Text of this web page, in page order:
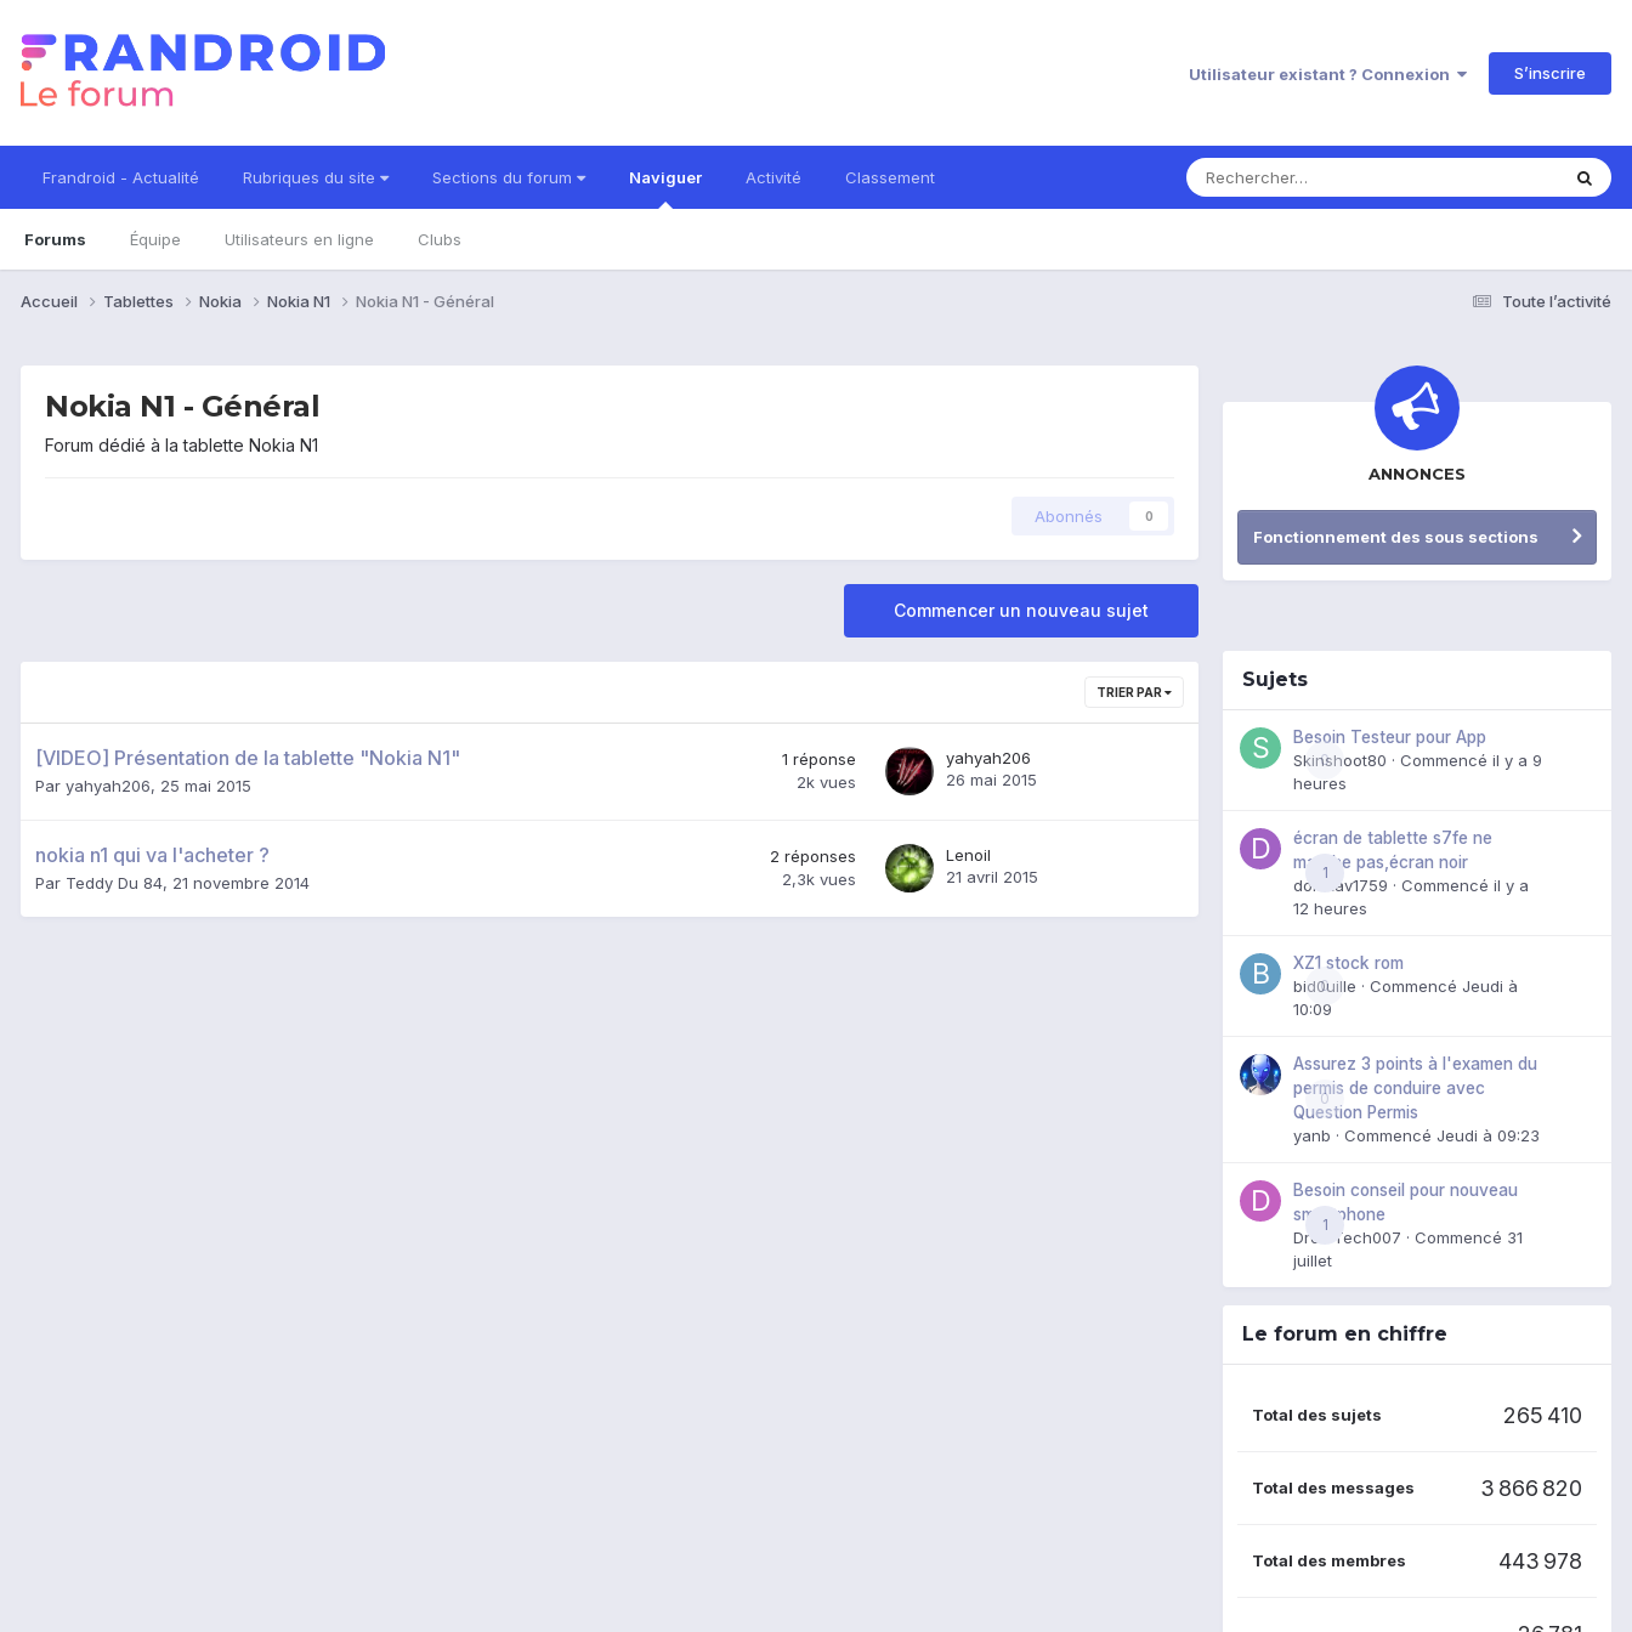
Utilisateur existant ? Connexion S’inscrire
Frandroid - Actualité Rubriques du site Sections du forum Naviguer
Forums Équipe Utilisateurs en ligne Clubs
Activité Classement
Toute l’activité
Accueil Tablettes Nokia Nokia N1 Nokia N1 - Général
Nokia N1 - Général
Forum dédié à la tablette Nokia N1
Abonnés 0
Commencer un nouveau sujet
TRIER PAR
[VIDEO] Présentation de la tablette "Nokia N1"
Par yahyah206, 25 mai 2015
1 réponse
2k vues
yahyah206
26 mai 2015
nokia n1 qui va l'acheter ?
Par Teddy Du 84, 21 novembre 2014
2 réponses
2,3k vues
Lenoil
21 avril 2015
ANNONCES
Fonctionnement des sous sections
Sujets
0
Besoin Testeur pour App
Skinshoot80 · Commencé il y a 9
heures
1
écran de tablette s7fe ne
marche pas,écran noir
domxav1759 · Commencé il y a
12 heures
0
XZ1 stock rom
bid0uille · Commencé Jeudi à
10:09
0
Assurez 3 points à l'examen du
permis de conduire avec
Question Permis
yanb · Commencé Jeudi à 09:23
1
Besoin conseil pour nouveau
smartphone
DroidTech007 · Commencé 31
juillet
Le forum en chiffre
Total des sujets 265 410
Total des messages 3 866 820
Total des membres 443 978